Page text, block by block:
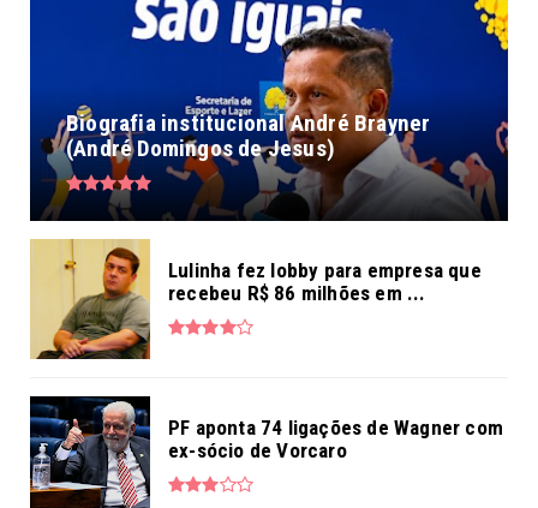
Biografia institucional André Brayner
(André Domingos de Jesus)
Lulinha fez lobby para empresa que
recebeu R$ 86 milhões em ...
PF aponta 74 ligações de Wagner com
ex-sócio de Vorcaro